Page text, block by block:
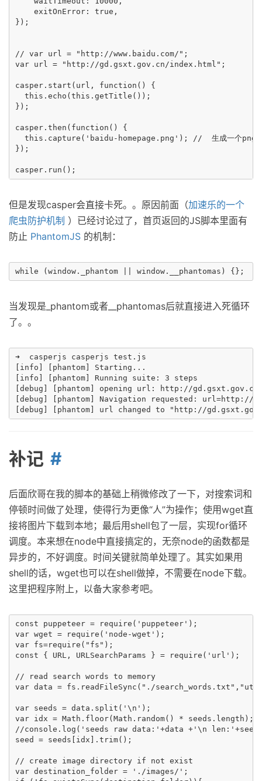
    exitOnError: true,
});
// var url = "http://www.baidu.com/";
var url = "http://gd.gsxt.gov.cn/index.html";
casper.start(url, function() {
  this.echo(this.getTitle());
});
casper.then(function() {
this.capture('baidu-homepage.png'); //  生成一个png
});
但是发现casper会直接卡死。。原因前面（加速乐的一个
爬虫防护机制 ）已经讨论过了，首页返回的JS脚本里面有
防止 PhantomJS 的机制：
当发现是_phantom或者__phantomas后就直接进入死循环
了。。
➜  casperjs casperjs test.js
[info] [phantom] Starting...
[info] [phantom] Running suite: 3 steps
[debug] [phantom] opening url: http://gd.gsxt.gov.cn/
[debug] [phantom] Navigation requested: url=http://
补记
后面欣哥在我的脚本的基础上稍微修改了一下，对搜索词和
停顿时间做了处理，使得行为更像“人”为操作；使用wget直
接将图片下载到本地；最后用shell包了一层，实现for循环
调度。本来想在node中直接搞定的，无奈node的函数都是
异步的，不好调度。时间关键就简单处理了。其实如果用
shell的话，wget也可以在shell做掉，不需要在node下载。
这里把程序附上，以备大家参考吧。
const puppeteer = require('puppeteer');
var wget = require('node-wget');
var fs=require("fs");
const { URL, URLSearchParams } = require('url');
// read search words to memory
var data = fs.readFileSync("./
var seeds = data.split('\n');
var idx = Math.floor(Math.random() * seeds.length);
//console.log('seeds raw data:'+data +'\n
seed = seeds[idx].trim();
// create image directory if not exist
var destination_folder = './images/';